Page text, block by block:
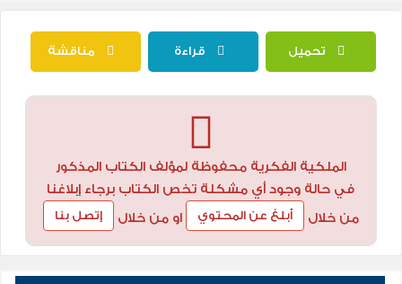
تحميل قراءة مناقشة
الملكية الفكرية محفوظة لمؤلف الكتاب المذكور
في حالة وجود أي مشكلة تخص الكتاب برجاء إبلاغنا
من خلال
أبلغ عن المحتوي او من خلال إتصل بنا